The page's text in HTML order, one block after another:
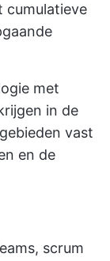
cumulatieve
met
in de
vast
en de
scrum